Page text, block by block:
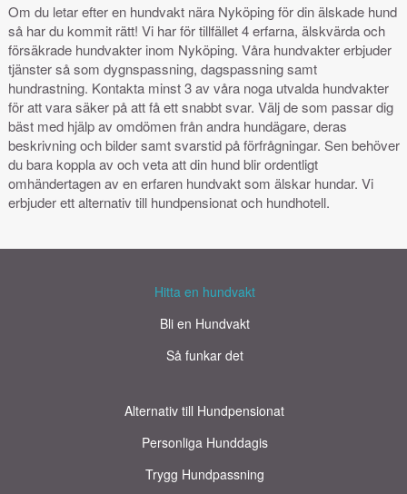
Om du letar efter en hundvakt nära Nyköping för din älskade hund
så har du kommit rätt! Vi har för tillfället 4 erfarna, älskvärda och
försäkrade hundvakter inom Nyköping. Våra hundvakter erbjuder
tjänster så som dygnspassning, dagspassning samt
hundrastning. Kontakta minst 3 av våra noga utvalda hundvakter
för att vara säker på att få ett snabbt svar. Välj de som passar dig
bäst med hjälp av omdömen från andra hundägare, deras
beskrivning och bilder samt svarstid på förfrågningar. Sen behöver
du bara koppla av och veta att din hund blir ordentligt
omhändertagen av en erfaren hundvakt som älskar hundar. Vi
erbjuder ett alternativ till hundpensionat och hundhotell.
Hitta en hundvakt
Bli en Hundvakt
Så funkar det
Alternativ till Hundpensionat
Personliga Hunddagis
Trygg Hundpassning